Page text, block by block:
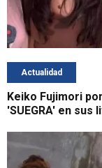
Actualidad
Keiko Fujimori
'SUEGRA' en sus